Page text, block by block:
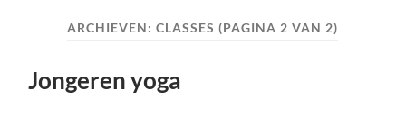
ARCHIEVEN:CLASSES (PAGINA 2 VAN 2)
Jongeren yoga